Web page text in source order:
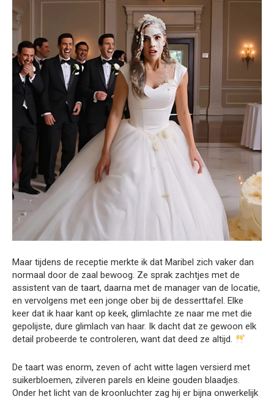
Maar tijdens de receptie merkte ik dat Maribel zich vaker dan
normaal door de zaal bewoog. Ze sprak zachtjes met de
assistent van de taart, daarna met de manager van de locatie,
en vervolgens met een jonge ober bij de desserttafel. Elke
keer dat ik haar kant op keek, glimlachte ze naar me met die
gepolijste, dure glimlach van haar. Ik dacht dat ze gewoon elk
detail probeerde te controleren, want dat deed ze altijd.
De taart was enorm, zeven of acht witte lagen versierd met
suikerbloemen, zilveren parels en kleine gouden blaadjes.
Onder het licht van de kroonluchter zag hij er bijna onwerkelijk